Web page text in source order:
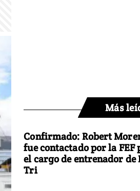
Más
Confirmado: Robert
fue contactado por la FEF
el cargo de entrenador de
Tri